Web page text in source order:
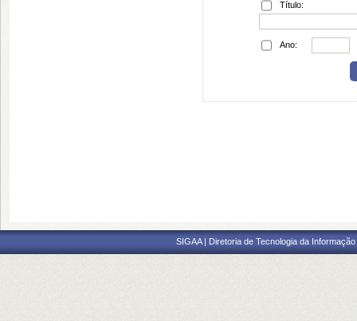
Título:
Ano:
SIGAA | Diretoria de Tecnologia da